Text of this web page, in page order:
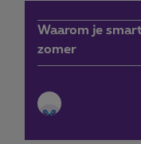
Waarom je
zomer